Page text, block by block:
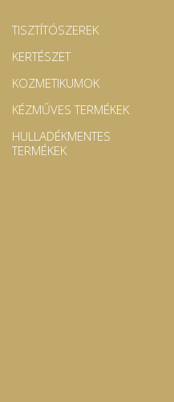
TISZTÍTÓSZEREK
KERTÉSZET
KOZMETIKUMOK
KÉZMŰVES TERMÉKEK
HULLADÉKMENTES
TERMÉKEK